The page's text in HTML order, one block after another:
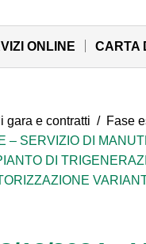
ONLINE CARTA
gara e contratti / Fase
– SERVIZIO DI
DI